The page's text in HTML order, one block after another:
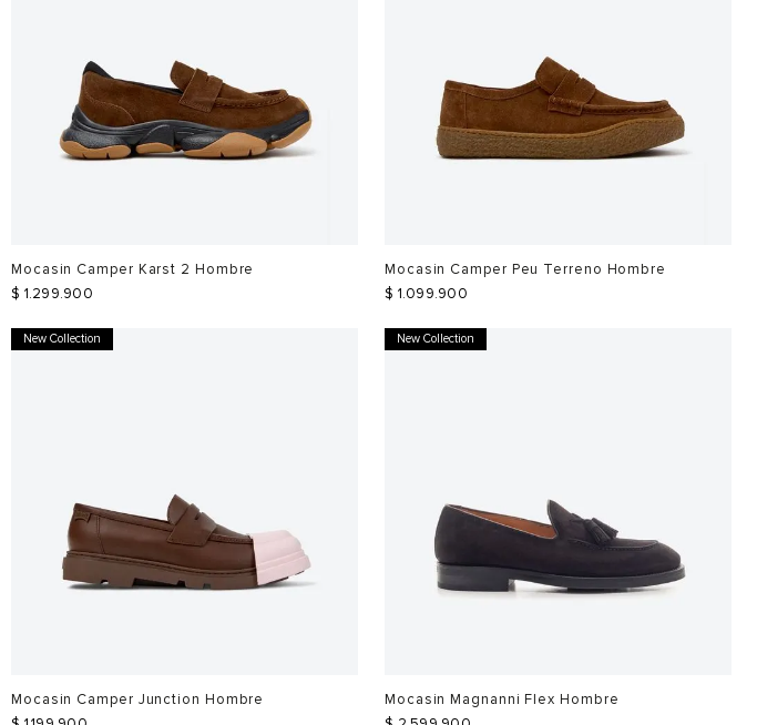
Mocasin Camper Karst 2 Hombre
$ 1.299.900
Mocasin Camper Peu Terreno Hombre
$ 1.099.900
New Collection
Mocasin Camper Junction Hombre
New Collection
Mocasin Magnanni Flex Hombre